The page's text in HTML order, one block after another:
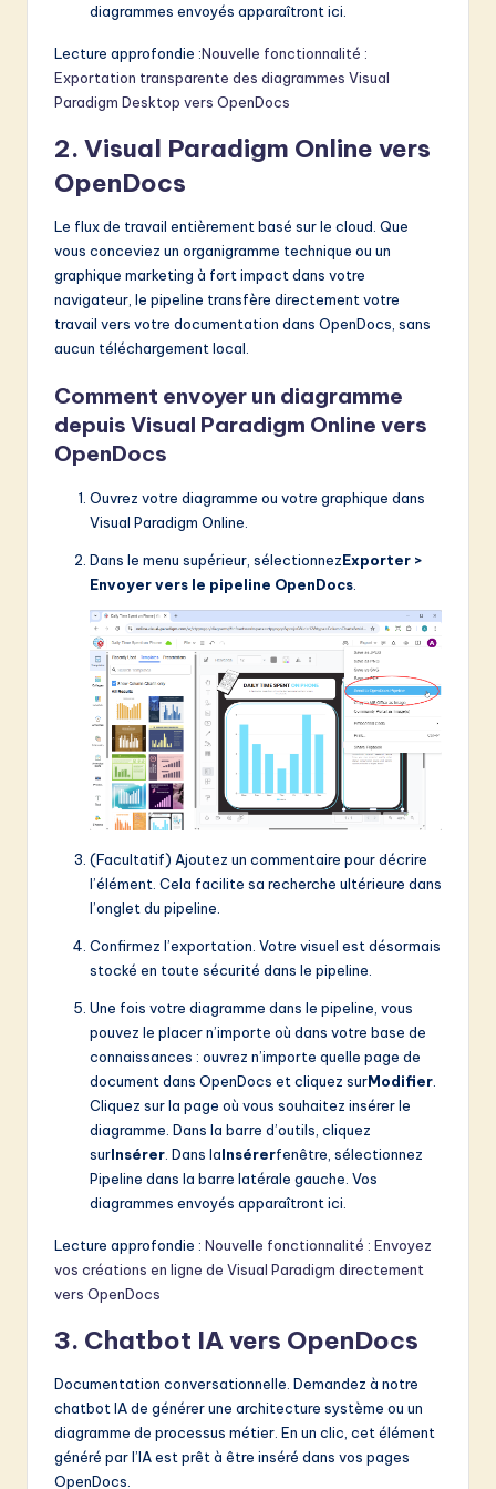
diagrammes envoyés apparaîtront ici.
Lecture approfondie :Nouvelle fonctionnalité :
Exportation transparente des diagrammes Visual
Paradigm Desktop vers OpenDocs
2. Visual Paradigm Online vers
OpenDocs
Le flux de travail entièrement basé sur le cloud. Que
vous conceviez un organigramme technique ou un
graphique marketing à fort impact dans votre
navigateur, le pipeline transfère directement votre
travail vers votre documentation dans OpenDocs, sans
aucun téléchargement local.
Comment envoyer un diagramme
depuis Visual Paradigm Online vers
OpenDocs
Ouvrez votre diagramme ou votre graphique dans
Visual Paradigm Online.
Dans le menu supérieur, sélectionnezExporter >
Envoyer vers le pipeline OpenDocs
(Facultatif) Ajoutez un commentaire pour décrire
l’élément. Cela facilite sa recherche ultérieure dans
l’onglet du pipeline.
Confirmez l’exportation. Votre visuel est désormais
stocké en toute sécurité dans le pipeline.
Une fois votre diagramme dans le pipeline, vous
pouvez le placer n’importe où dans votre base de
connaissances : ouvrez n’importe quelle page de
document dans OpenDocs et cliquez surModifier
Cliquez sur la page où vous souhaitez insérer le
diagramme. Dans la barre d’outils, cliquez
surInsérer . Dans laInsérerfenêtre, sélectionnez
Pipeline dans la barre latérale gauche. Vos
diagrammes envoyés apparaîtront ici.
Lecture approfondie : Nouvelle fonctionnalité : Envoyez
vos créations en ligne de Visual Paradigm directement
vers OpenDocs
3. Chatbot IA vers OpenDocs
Documentation conversationnelle. Demandez à notre
chatbot IA de générer une architecture système ou un
diagramme de processus métier. En un clic, cet élément
généré par l’IA est prêt à être inséré dans vos pages
OpenDocs.